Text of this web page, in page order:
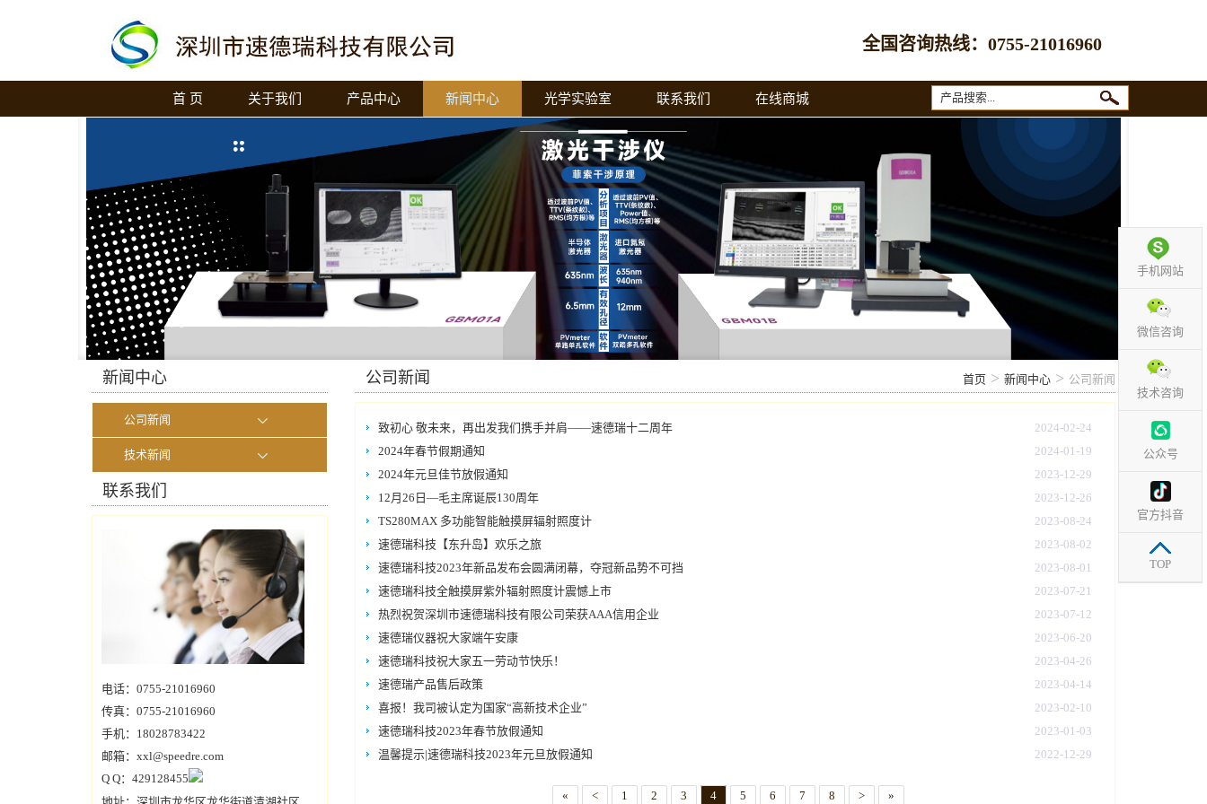
全国咨询热线： 0755-21016960
首 页 关于我们 产品中心 新闻中心 光学实验室 联系我们 在线商城
新闻中心
公司新闻
技术新闻
联系我们
电话：0755-21016960
传真：0755-21016960
手机：18028783422
邮箱：xxl@speedre.com
Q Q：429128455
公司新闻 首页 > 新闻中心 > 公司新闻
致初心 敬未来，再出发我们携手并肩——速德瑞十二周年
2024-02-24
2024年春节假期通知
2024-01-19
2024年元旦佳节放假通知
2023-12-29
12月26日—毛主席诞辰130周年
2023-12-26
TS280MAX 多功能智能触摸屏辐射照度计
2023-08-24
速德瑞科技【东升岛】欢乐之旅
2023-08-02
速德瑞科技2023年新品发布会圆满闭幕，夺冠新品势不可挡
2023-08-01
速德瑞科技全触摸屏紫外辐射照度计震憾上市
2023-07-21
热烈祝贺深圳市速德瑞科技有限公司荣获AAA信用企业
2023-07-12
速德瑞仪器祝大家端午安康
2023-06-20
速德瑞科技祝大家五一劳动节快乐！
2023-04-26
速德瑞产品售后政策
2023-04-14
喜报！我司被认定为国家“高新技术企业”
2023-02-10
速德瑞科技2023年春节放假通知
2023-01-03
温馨提示|速德瑞科技2023年元旦放假通知
2022-12-29
« < 1 2 3 4 5 6 7 8 > »
手机网站
微信咨询
技术咨询
公众号
官方抖音
TOP